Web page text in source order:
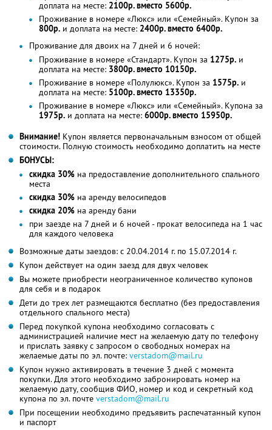
доплата на месте: 2100р. вместо 5600р.
Проживание в номере «Люкс» или «Семейный». Купон за
800р. и доплата на месте: 2400р. вместо 6400р.
Проживание для двоих на 7 дней и 6 ночей:
Проживание в номере «Стандарт». Купон за 1275р. и
доплата на месте: 3800р. вместо 10150р.
Проживание в номере «Полулюкс». Купон за 1575р. и
доплата на месте: 5100р. вместо 13350р.
Проживание в номере «Люкс» или «Семейный». Купона за
1975р. и доплата на месте: 6000р. вместо 15950р.
Внимание! Купон является первоначальным взносом от общей
стоимости. Полную стоимость необходимо доплатить на месте
БОНУСЫ:
скидка 30% на предоставление дополнительного спального
места
скидка 30% на аренду велосипедов
скидка 20% на аренду бани
при заезде на 7 дней и 6 ночей - прокат велосипеда на 1 час
для каждого человека
Возможные даты заездов: с 20.04.2014 г. по 15.07.2014 г.
Купон действует на один заезд для двух человек
Вы можете приобрести неограниченное количество купонов
для себя и в подарок
Дети до трех лет размещаются бесплатно (без предоставления
отдельного спального места)
Перед покупкой купона необходимо согласовать с
администрацией наличие мест на желаемую дату по телефону
и прислать заявку c запросом о свободных номерах на
желаемые даты по эл. почте: verstadom@mail.ru
Купон нужно активировать в течение 3 дней с момента
покупки. Для этого необходимо забронировать номер на
желаемую дату, сообщив ФИО, номер и код и секретный код
купона по эл. почте verstadom@mail.ru
При посещении необходимо предъявить распечатанный купон
и паспорт